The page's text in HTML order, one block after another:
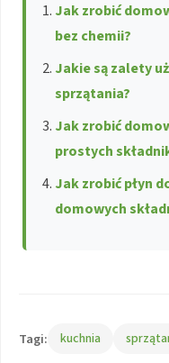
Jak zrobić
bez chemii?
Jakie są zalety
sprzątania?
Jak zrobić
prostych
Jak zrobić płyn
domowych
Tagi: kuchnia